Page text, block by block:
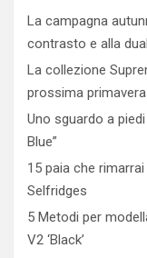
La campagna
contrasto e alla
La collezione
prossima primavera
Uno sguardo a
Blue”
15 paia che
Selfridges
5 Metodi per
V2 ‘Black’